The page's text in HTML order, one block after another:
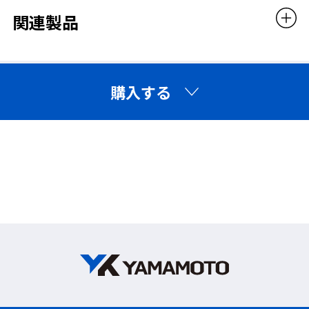
関連製品
購入する